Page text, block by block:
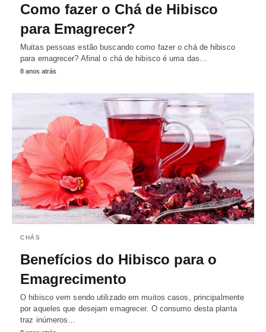
Como fazer o Chá de Hibisco
para Emagrecer?
Muitas pessoas estão buscando como fazer o chá de hibisco
para emagrecer? Afinal o chá de hibisco é uma das…
8 anos atrás
CHÁS
Benefícios do Hibisco para o
Emagrecimento
O hibisco vem sendo utilizado em muitos casos, principalmente
por aqueles que desejam emagrecer. O consumo desta planta
traz inúmeros…